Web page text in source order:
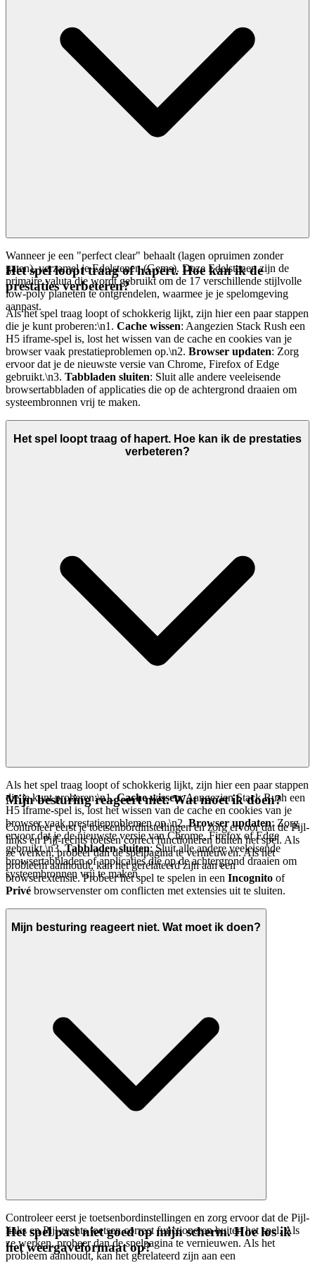
Wanneer je een "perfect clear" behaalt (lagen opruimen zonder
gaten), verzamel je Edelstenen (Gems). Deze Edelstenen zijn de
primaire valuta die wordt gebruikt om de 17 verschillende stijlvolle
low-poly planeten te ontgrendelen, waarmee je je spelomgeving
aanpast.
Het spel loopt traag of hapert. Hoe kan ik de
prestaties verbeteren?
Als het spel traag loopt of schokkerig lijkt, zijn hier een paar stappen
die je kunt proberen:\n1. Cache wissen: Aangezien Stack Rush een
H5 iframe-spel is, lost het wissen van de cache en cookies van je
browser vaak prestatieproblemen op.\n2. Browser updaten: Zorg
ervoor dat je de nieuwste versie van Chrome, Firefox of Edge
gebruikt.\n3. Tabbladen sluiten: Sluit alle andere veeleisende
browsertabbladen of applicaties die op de achtergrond draaien om
systeembronnen vrij te maken.
Het spel loopt traag of hapert. Hoe kan ik de prestaties
verbeteren?
Als het spel traag loopt of schokkerig lijkt, zijn hier een paar stappen
die je kunt proberen:\n1.Cache wissen: Aangezien Stack Rush een
H5 iframe-spel is, lost het wissen van de cache en cookies van je
browser vaak prestatieproblemen op.\n2.Browser updaten: Zorg
ervoor dat je de nieuwste versie van Chrome, Firefox of Edge
gebruikt.\n3.Tabbladen sluiten: Sluit alle andere veeleisende
browsertabbladen of applicaties die op de achtergrond draaien om
systeembronnen vrij te maken.
Mijn besturing reageert niet. Wat moet ik doen?
Controleer eerst je toetsenbordinstellingen en zorg ervoor dat de Pijl-
links en Pijl-rechts toetsen correct functioneren buiten het spel. Als
ze werken, probeer dan de spelpagina te vernieuwen. Als het
probleem aanhoudt, kan het gerelateerd zijn aan een
browserextensie. Probeer het spel te spelen in een Incognito of
Privé browservenster om conflicten met extensies uit te sluiten.
Mijn besturing reageert niet. Wat moet ik doen?
Controleer eerst je toetsenbordinstellingen en zorg ervoor dat de Pijl-
links en Pijl-rechts toetsen correct functioneren buiten het spel. Als
ze werken, probeer dan de spelpagina te vernieuwen. Als het
probleem aanhoudt, kan het gerelateerd zijn aan een
Het spel past niet goed op mijn scherm. Hoe los ik
het weergaveformaat op?